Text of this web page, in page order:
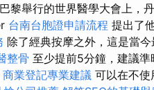
黎舉行的世界醫學大會上，丹
台南台胞證申請流程 提出了
除了經典按摩之外，這是當今
整骨 至少提前5分鐘，建議準
商業登記專業建議 可以在不使